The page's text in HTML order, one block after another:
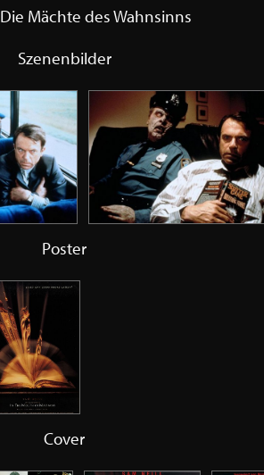
Die Mächte des Wahnsinns
Szenenbilder
Poster
Cover